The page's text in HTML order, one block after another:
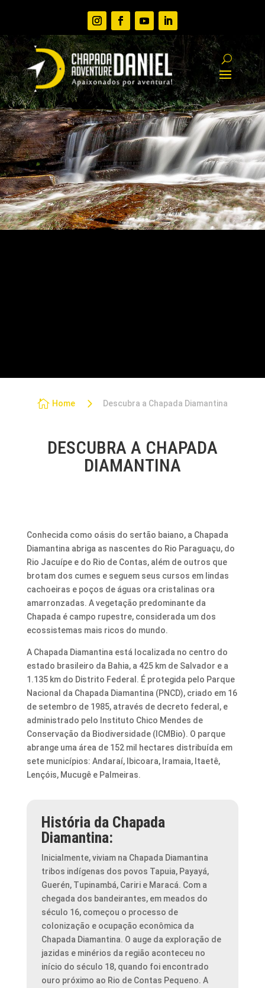
 Home 5 Descubra a Chapada Diamantina
DESCUBRA A CHAPADA
DIAMANTINA
Conhecida como oásis do sertão baiano, a Chapada
Diamantina abriga as nascentes do Rio Paraguaçu, do
Rio Jacuípe e do Rio de Contas, além de outros que
brotam dos cumes e seguem seus cursos em lindas
cachoeiras e poços de águas ora cristalinas ora
amarronzadas. A vegetação predominante da
Chapada é campo rupestre, considerada um dos
ecossistemas mais ricos do mundo.
A Chapada Diamantina está localizada no centro do
estado brasileiro da Bahia, a 425 km de Salvador e a
1.135 km do Distrito Federal. É protegida pelo Parque
Nacional da Chapada Diamantina (PNCD), criado em 16
de setembro de 1985, através de decreto federal, e
administrado pelo Instituto Chico Mendes de
Conservação da Biodiversidade (ICMBio). O parque
abrange uma área de 152 mil hectares distribuída em
sete municípios: Andaraí, Ibicoara, Iramaia, Itaetê,
Lençóis, Mucugê e Palmeiras.
História da Chapada
Diamantina:
Inicialmente, viviam na Chapada Diamantina
tribos indígenas dos povos Tapuia, Payayá,
Guerén, Tupinambá, Cariri e Maracá. Com a
chegada dos bandeirantes, em meados do
século 16, começou o processo de
colonização e ocupação econômica da
Chapada Diamantina. O auge da exploração de
jazidas e minérios da região aconteceu no
início do século 18, quando foi encontrado
ouro próximo ao Rio de Contas Pequeno. A